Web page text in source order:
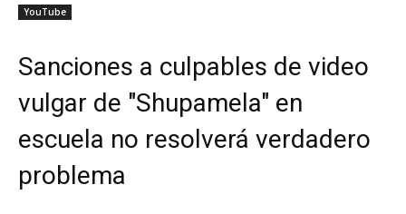
YouTube
Sanciones a culpables de video
vulgar de "Shupamela" en
escuela no resolverá verdadero
problema